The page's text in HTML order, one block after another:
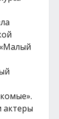
«Малый
актеры